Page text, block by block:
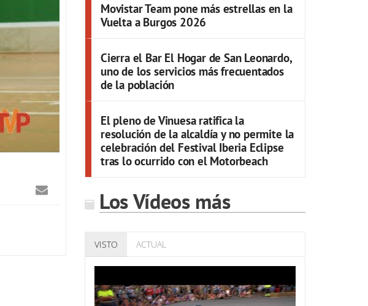
Movistar Team pone más estrellas en la
Vuelta a Burgos 2026
Cierra el Bar El Hogar de San Leonardo,
uno de los servicios más frecuentados
de la población
El pleno de Vinuesa ratifica la
resolución de la alcaldía y no permite la
celebración del Festival Iberia Eclipse
tras lo ocurrido con el Motorbeach
Los Vídeos más
VISTO ACTUAL